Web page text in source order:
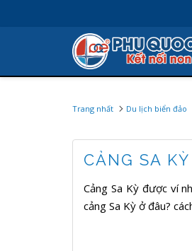
Trang nhất Du lịch biển đảo
CẢNG SA
Cảng Sa Kỳ được ví
cảng Sa Kỳ ở đâu?